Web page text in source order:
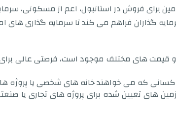
برای فروش در استانبول، اعم از مسکونی،
گذاران فراهم می کند تا سرمایه گذاری های
و قیمت های مختلف موجود است، فرصتی عالی
کسانی که می خواهند خانه های شخصی یا پروژه
های تعیین شده برای پروژه های تجاری یا صنعتی